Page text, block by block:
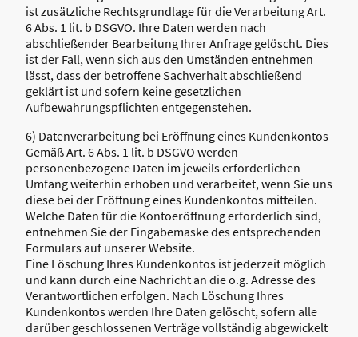
ist zusätzliche Rechtsgrundlage für die Verarbeitung Art.
6 Abs. 1 lit. b DSGVO. Ihre Daten werden nach
abschließender Bearbeitung Ihrer Anfrage gelöscht. Dies
ist der Fall, wenn sich aus den Umständen entnehmen
lässt, dass der betroffene Sachverhalt abschließend
geklärt ist und sofern keine gesetzlichen
Aufbewahrungspflichten entgegenstehen.
6) Datenverarbeitung bei Eröffnung eines Kundenkontos
Gemäß Art. 6 Abs. 1 lit. b DSGVO werden
personenbezogene Daten im jeweils erforderlichen
Umfang weiterhin erhoben und verarbeitet, wenn Sie uns
diese bei der Eröffnung eines Kundenkontos mitteilen.
Welche Daten für die Kontoeröffnung erforderlich sind,
entnehmen Sie der Eingabemaske des entsprechenden
Formulars auf unserer Website.
Eine Löschung Ihres Kundenkontos ist jederzeit möglich
und kann durch eine Nachricht an die o.g. Adresse des
Verantwortlichen erfolgen. Nach Löschung Ihres
Kundenkontos werden Ihre Daten gelöscht, sofern alle
darüber geschlossenen Verträge vollständig abgewickelt